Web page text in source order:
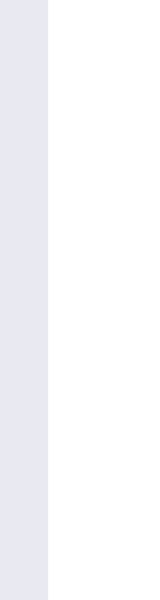
importância do